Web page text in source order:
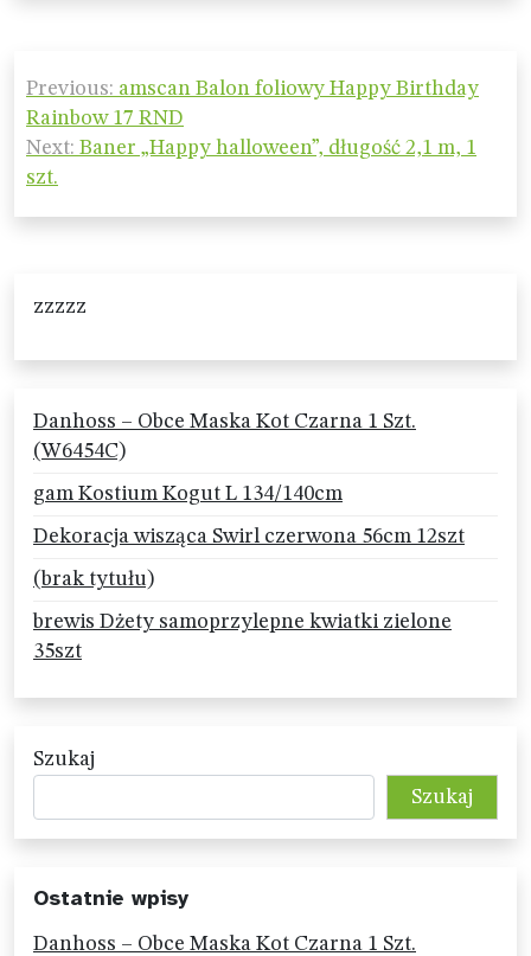
Nawigacja
wpisu
Previous: amscan Balon foliowy Happy Birthday
Rainbow 17 RND
Next: Baner „Happy halloween”, długość 2,1 m, 1
szt.
zzzzz
Danhoss – Obce Maska Kot Czarna 1 Szt.
(W6454C)
gam Kostium Kogut L 134/140cm
Dekoracja wisząca Swirl czerwona 56cm 12szt
(brak tytułu)
brewis Dżety samoprzylepne kwiatki zielone
35szt
Szukaj
Szukaj
Ostatnie wpisy
Danhoss – Obce Maska Kot Czarna 1 Szt.